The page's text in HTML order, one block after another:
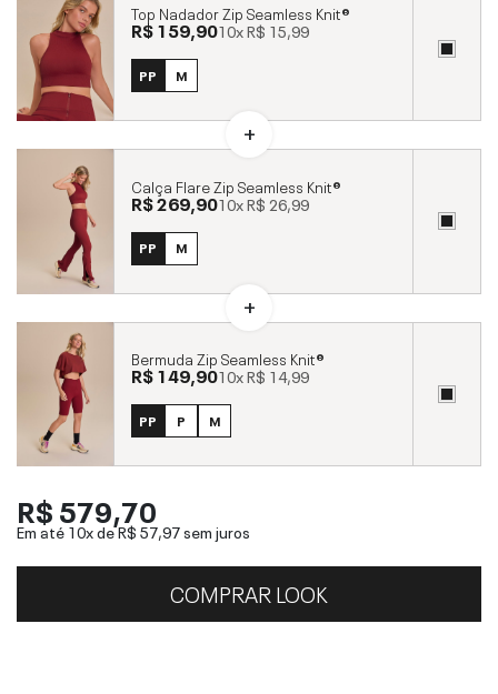
Top Nadador Zip Seamless Knit®
R$ 159,9010xR$ 15,99
PP M
Calça Flare Zip Seamless Knit®
R$ 269,9010xR$ 26,99
PP M
Bermuda Zip Seamless Knit®
R$ 149,9010xR$ 14,99
PP P M
R$ 579,70
Em até 10x deR$ 57,97sem juros
COMPRAR LOOK